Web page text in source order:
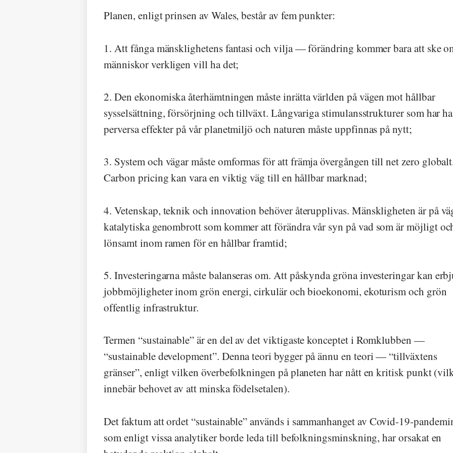
Planen, enligt prinsen av Wales, består av fem punkter:
1. Att fånga mänsklighetens fantasi och vilja — förändring kommer bara att ske
människor verkligen vill ha det;
2. Den ekonomiska återhämtningen måste inrätta världen på vägen mot hållbar
sysselsättning, försörjning och tillväxt. Långvariga stimulansstrukturer som har
perversa effekter på vår planetmiljö och naturen måste uppfinnas på nytt;
3. System och vägar måste omformas för att främja övergången till net zero
Carbon pricing kan vara en viktig väg till en hållbar marknad;
4. Vetenskap, teknik och innovation behöver återupplivas. Mänskligheten är på
katalytiska genombrott som kommer att förändra vår syn på vad som är möjligt
lönsamt inom ramen för en hållbar framtid;
5. Investeringarna måste balanseras om. Att påskynda gröna investeringar kan
jobbmöjligheter inom grön energi, cirkulär och bioekonomi, ekoturism och grön
offentlig infrastruktur.
Termen “sustainable” är en del av det viktigaste konceptet i Romklubben —
“sustainable development”. Denna teori bygger på ännu en teori — “tillväxtens
gränser”, enligt vilken överbefolkningen på planeten har nått en kritisk punkt
innebär behovet av att minska födelsetalen).
Det faktum att ordet “sustainable” används i sammanhanget av Covid-19-
som enligt vissa analytiker borde leda till befolkningsminskning, har orsakat en